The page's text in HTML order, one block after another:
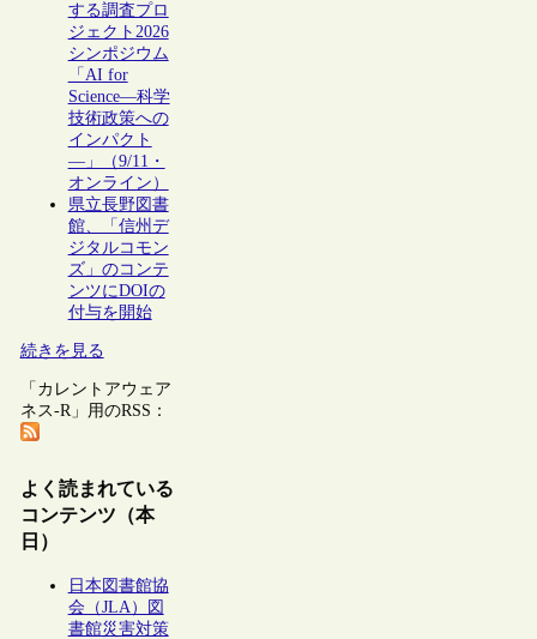
する調査プロ
ジェクト2026
シンポジウム
「AI for
Science―科学
技術政策への
インパクト
―」（9/11・
オンライン）
県立長野図書
館、「信州デ
ジタルコモン
ズ」のコンテ
ンツにDOIの
付与を開始
続きを見る
「カレントアウェア
ネス-R」用のRSS：
よく読まれている
コンテンツ（本
日）
日本図書館協
会（JLA）図
書館災害対策